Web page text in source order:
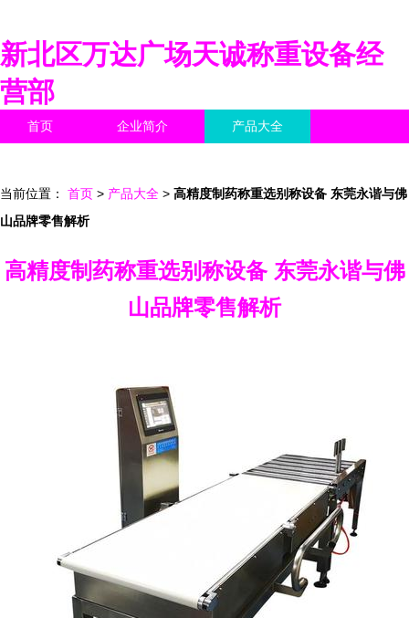
新北区万达广场天诚称重设备经
营部
首页 企业简介 产品大全
当前位置： 首页 > 产品大全 > 高精度制药称重选别称设备 东莞永谐与佛
山品牌零售解析
高精度制药称重选别称设备 东莞永谐与佛
山品牌零售解析